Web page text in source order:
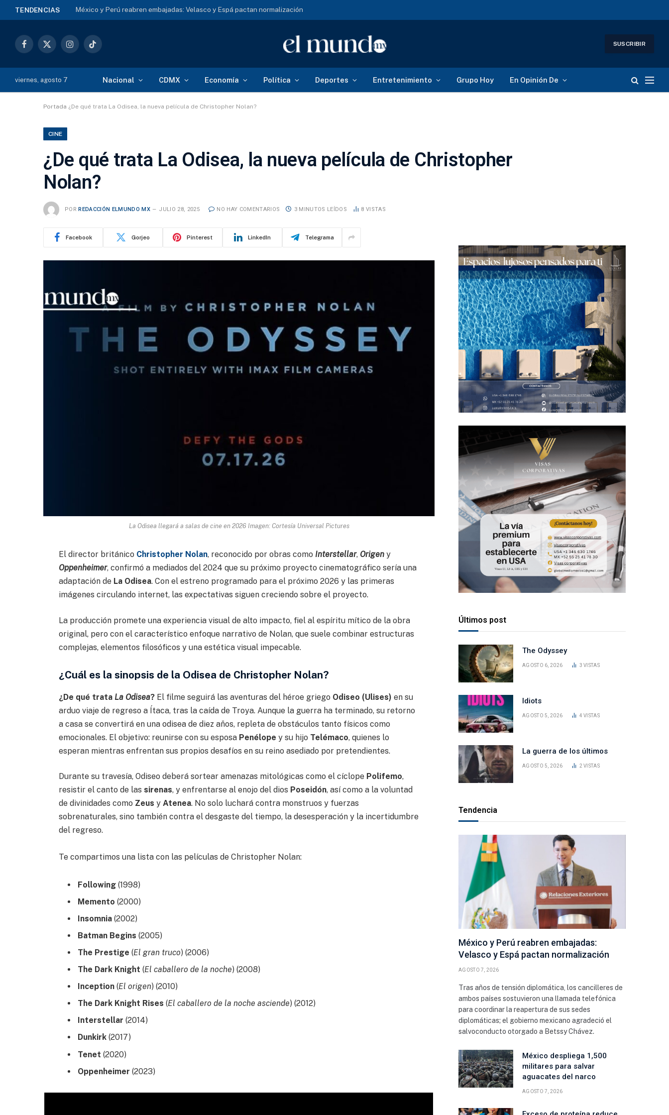
TENDENCIAS México despliega 1,500 militares para salvar aguacates del narco
Facebook
X
InstagramTikTok
SUSCRIBIR
viernes, agosto 7 Nacional CDMX Economía Política Deportes Entretenimiento Grupo Hoy En Opinión De
Portada ¿De qué trata La Odisea, la nueva película de Christopher Nolan?
CINE
¿De qué trata La Odisea, la nueva película de Christopher
Nolan?
POR REDACCIÓN ELMUNDO MX JULIO 28, 2025 NO HAY COMENTARIOS 3 MINUTOS LEÍDOS 8 VISTAS
Facebook Gorjeo Pinterest LinkedIn Telegrama
La Odisea llegará a salas de cine en 2026 Imagen: Cortesía Universal Pictures
El director británico Christopher Nolan, reconocido por obras como Interstellar, Origeny
Oppenheimer, confirmó a mediados del 2024 que su próximo proyecto cinematográfico sería una
adaptación de La Odisea. Con el estreno programado para el próximo 2026 y las primeras
imágenes circulando internet, las expectativas siguen creciendo sobre el proyecto.
La producción promete una experiencia visual de alto impacto, fiel al espíritu mítico de la obra
original, pero con el característico enfoque narrativo de Nolan, que suele combinar estructuras
complejas, elementos filosóficos y una estética visual impecable.
¿Cuál es la sinopsis de la Odisea de Christopher Nolan?
¿De qué trata La Odisea?El filme seguirá las aventuras del héroe griego Odiseo (Ulises) en su
arduo viaje de regreso a Ítaca, tras la caída de Troya. Aunque la guerra ha terminado, su retorno
a casa se convertirá en una odisea de diez años, repleta de obstáculos tanto físicos como
emocionales. El objetivo: reunirse con su esposa Penélope y su hijo Telémaco, quienes lo
esperan mientras enfrentan sus propios desafíos en su reino asediado por pretendientes.
Durante su travesía, Odiseo deberá sortear amenazas mitológicas como el cíclope Polifemo,
resistir el canto de las sirenas, y enfrentarse al enojo del dios Poseidón, así como a la voluntad
de divinidades como Zeus y Atenea. No solo luchará contra monstruos y fuerzas
sobrenaturales, sino también contra el desgaste del tiempo, la desesperación y la incertidumbre
del regreso.
Te compartimos una lista con las películas de Christopher Nolan:
Following(1998)
Memento (2000)
Insomnia(2002)
Batman Begins (2005)
The Prestige (El gran truco) (2006)
The Dark Knight (El caballero de la noche) (2008)
Inception(El origen) (2010)
The Dark Knight Rises (El caballero de la noche asciende) (2012)
Interstellar (2014)
Dunkirk(2017)
Tenet (2020)
Oppenheimer (2023)
Últimos post
The Odyssey
AGOSTO 6, 2026 3VISTAS
Idiots
AGOSTO 5, 2026 4VISTAS
La guerra de los últimos
AGOSTO 5, 2026 2VISTAS
Tendencia
México y Perú reabren embajadas:
Velasco y Espá pactan normalización
AGOSTO 7, 2026
Tras años de tensión diplomática, los cancilleres de
ambos países sostuvieron una llamada telefónica
para coordinar la reapertura de sus sedes
diplomáticas; el gobierno mexicano agradeció el
salvoconducto otorgado a Betssy Chávez.
México despliega 1,500
militares para salvar
aguacates del narco
AGOSTO 7, 2026